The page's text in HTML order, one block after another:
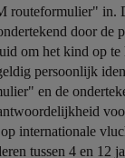
routeformulier" in.
door de
om het kind op te
persoonlijk
en de
internationale
tussen 4 en 12